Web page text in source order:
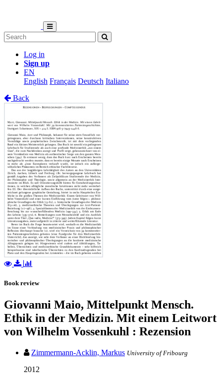
Log in
Sign up
EN
English Français Deutsch Italiano
Back
Book review
Giovanni Maio, Mittelpunkt Mensch.
Ethik in der Medizin. Mit einem Leitwort
von Wilhelm Vossenkuhl : Rezension
Zimmermann-Acklin, Markus University of Fribourg
2012